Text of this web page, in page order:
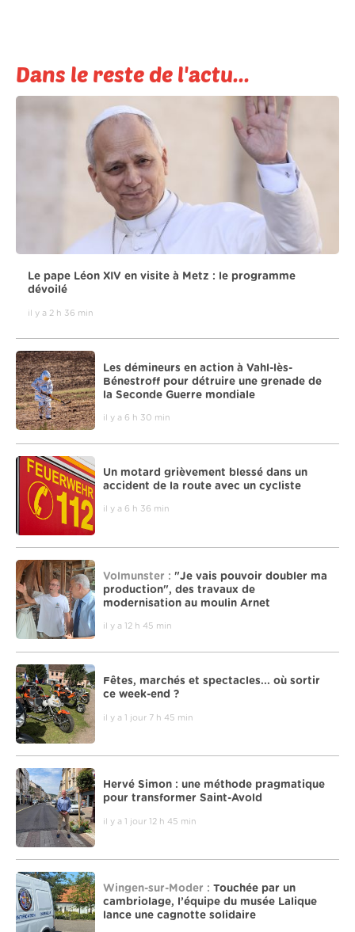
Dans le reste de l'actu...
Le pape Léon XIV en visite à Metz : le programme
dévoilé
il y a 2 h 36 min
Les démineurs en action à Vahl-lès-
Bénestroff pour détruire une grenade de
la Seconde Guerre mondiale
il y a 6 h 30 min
Un motard grièvement blessé dans un
accident de la route avec un cycliste
il y a 6 h 36 min
Volmunster : "Je vais pouvoir doubler ma
production", des travaux de
modernisation au moulin Arnet
il y a 12 h 45 min
Fêtes, marchés et spectacles... où sortir
ce week-end ?
il y a 1 jour 7 h 45 min
Hervé Simon : une méthode pragmatique
pour transformer Saint-Avold
il y a 1 jour 12 h 45 min
Wingen-sur-Moder : Touchée par un
cambriolage, l’équipe du musée Lalique
lance une cagnotte solidaire